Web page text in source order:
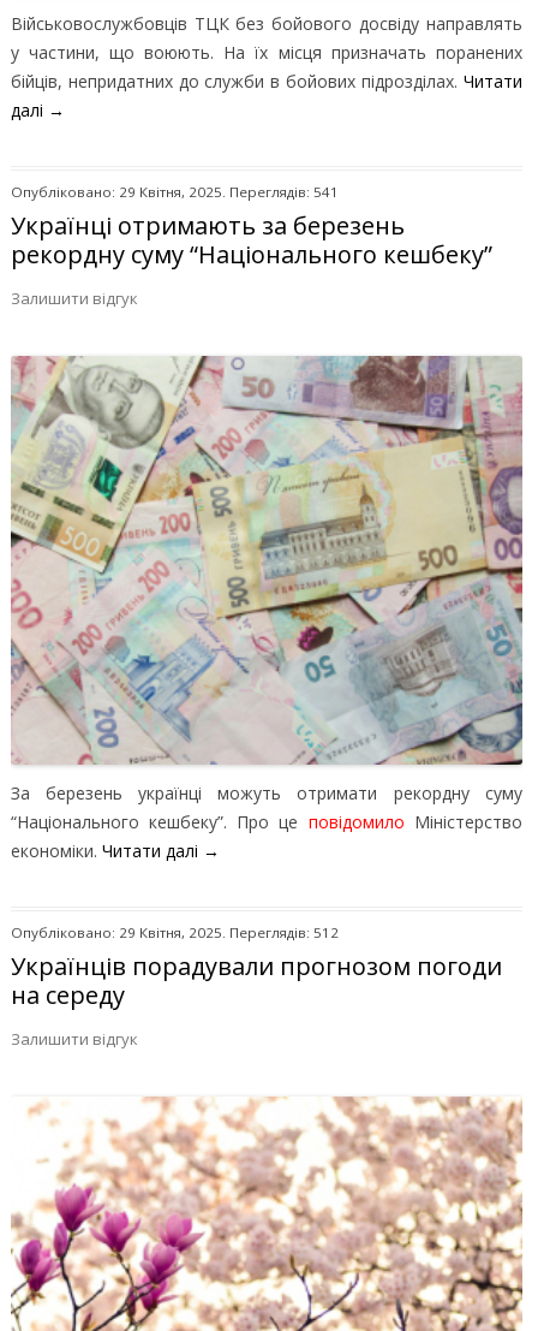
Військовослужбовців ТЦК без бойового досвіду направлять
у частини, що воюють. На їх місця призначать поранених
бійців, непридатних до служби в бойових підрозділах. Читати
далі →
Опубліковано: 29 Квітня, 2025. Переглядів: 541
Українці отримають за березень
рекордну суму “Національного кешбеку”
Залишити відгук
За березень українці можуть отримати рекордну суму
“Національного кешбеку”. Про це повідомило Міністерство
економіки. Читати далі →
Опубліковано: 29 Квітня, 2025. Переглядів: 512
Українців порадували прогнозом погоди
на середу
Залишити відгук